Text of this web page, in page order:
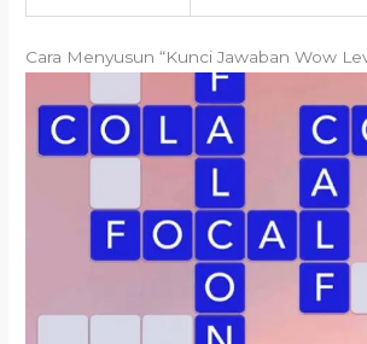
Cara Menyusun “Kunci Jawaban Wow